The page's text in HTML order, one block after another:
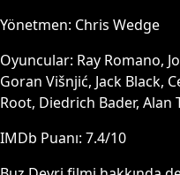
Yönetmen: Chris Wedge
Oyuncular: Ray Romano,
Goran Višnjić, Jack Black,
Root, Diedrich Bader, Alan
IMDb Puanı: 7.4/10